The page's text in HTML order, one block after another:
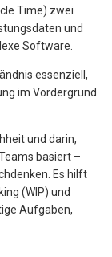
Time) zwei
und
Software.
essenziell,
im Vordergrund
und darin,
basiert –
Es hilft
(WIP) und
Aufgaben,